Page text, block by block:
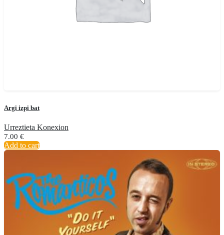
Argi izpi bat
Urreztieta Konexion
7.00 €
Add to cart